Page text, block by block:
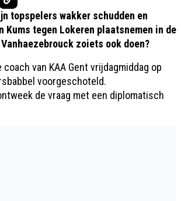
topspelers wakker schudden en
Kums tegen Lokeren plaatsnemen in de
zoiets ook doen?
coach van KAA Gent vrijdagmiddag op
voorgeschoteld.
de vraag met een diplomatisch